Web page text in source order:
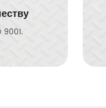
9001.